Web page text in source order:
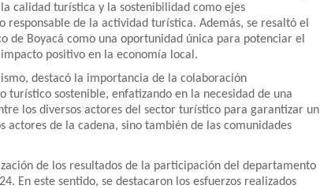
calidad turística y la sostenibilidad como ejes
de la actividad turística. Además, se resaltó el
de Boyacá como una oportunidad única para potenciar el
positivo en la economía local.
destacó la importancia de la colaboración
sostenible, enfatizando en la necesidad de una
los diversos actores del sector turístico para garantizar un
de la cadena, sino también de las comunidades
de los resultados de la participación del departamento
En este sentido, se destacaron los esfuerzos realizados